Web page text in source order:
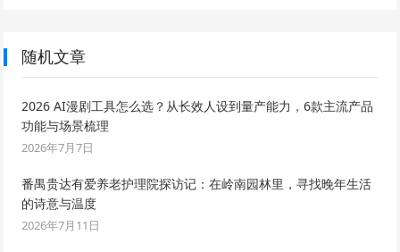
随机文章
2026 AI漫剧工具怎么选？从长效人设到量产能力，6款主流产品
功能与场景梳理
2026年7月7日
番禺贵达有爱养老护理院探访记：在岭南园林里，寻找晚年生活
的诗意与温度
2026年7月11日